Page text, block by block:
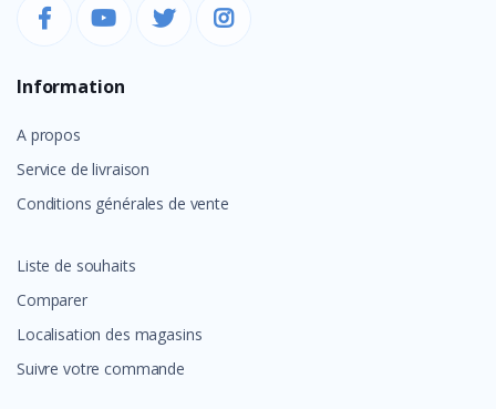
Information
A propos
Service de livraison
Conditions générales de vente
Liste de souhaits
Comparer
Localisation des magasins
Suivre votre commande